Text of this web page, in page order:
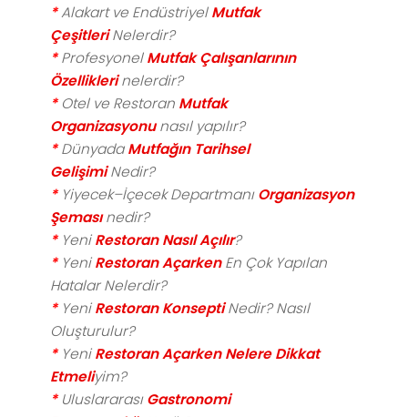
*Alakart ve EndüstriyelMutfak
ÇeşitleriNelerdir?
*ProfesyonelMutfak Çalışanlarının
Özelliklerinelerdir?
* Otel ve Restoran Mutfak
Organizasyonunasıl yapılır?
*DünyadaMutfağın Tarihsel
GelişimiNedir?
* Yiyecek–İçecek DepartmanıOrganizasyon
Şemasınedir?
* YeniRestoran Nasıl Açılır?
* YeniRestoran AçarkenEn Çok Yapılan
Hatalar Nelerdir?
* YeniRestoran KonseptiNedir? Nasıl
Oluşturulur?
* YeniRestoran Açarken Nelere Dikkat
Etmeliyim?
* UluslararasıGastronomi